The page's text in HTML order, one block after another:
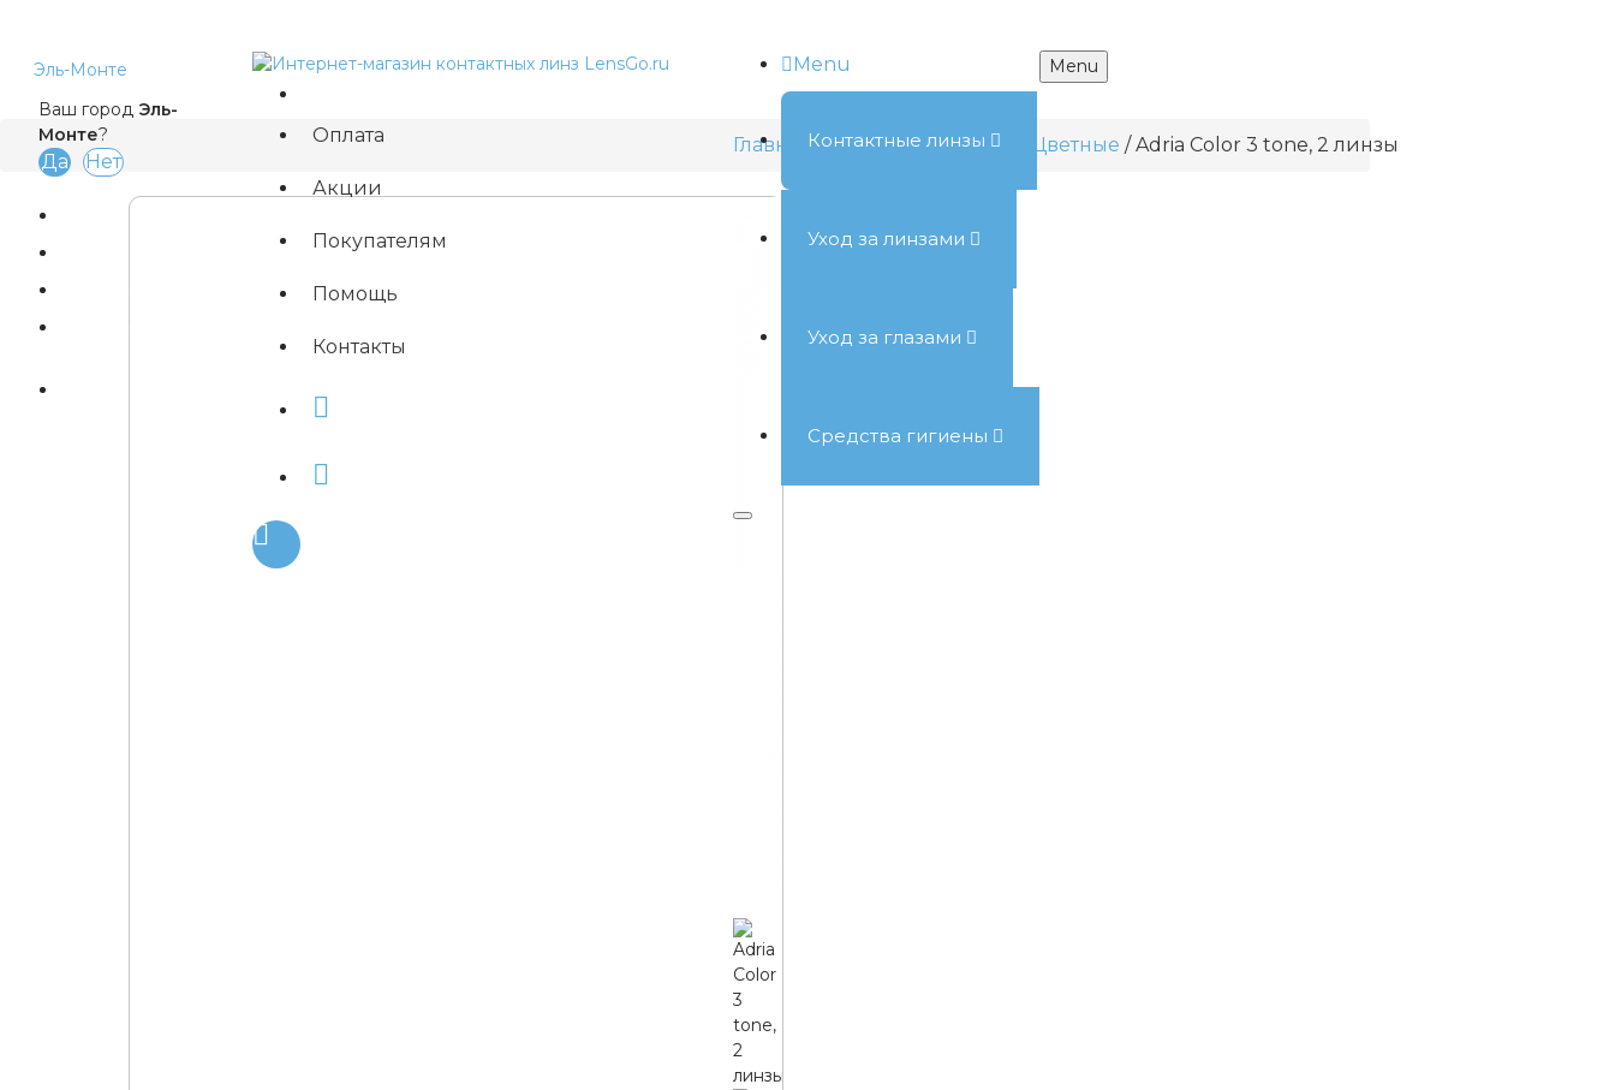
Эль-Монте
Ваш город Эль-
Монте? Оплата
Акции
Покупателям
Помощь
Контакты
Menu
Контактные линзы
Уход за линзами
Уход за глазами
Средства гигиены
Menu
Главная Контактные линзы Цветные Adria Сolor 3 tone, 2 линзы